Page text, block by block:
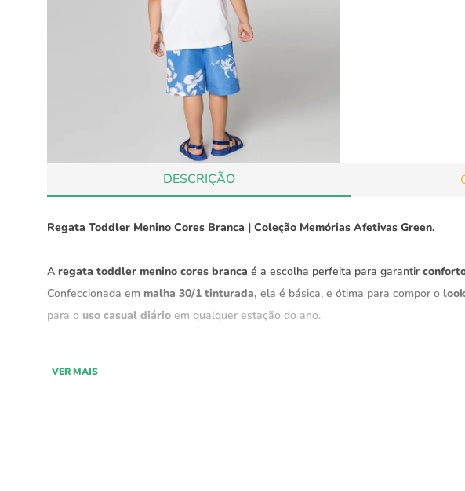
DESCRIÇÃO
Regata Toddler Menino Cores Branca | Coleção Memórias Afetivas Green.
A regata toddler menino cores branca é a escolha perfeita para garantir
Confeccionada em malha 30/1 tinturada, ela é básica, e ótima para compor o
para o uso casual diário em qualquer estação do ano.
VER MAIS